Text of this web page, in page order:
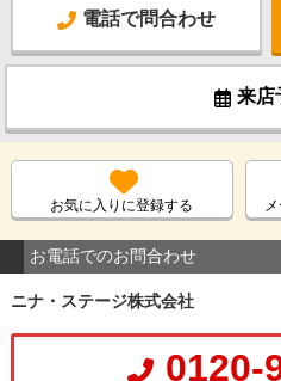
電話で問合わせ
来店
お気に入りに登録する
お電話でのお問合わせ
ニナ・ステージ株式会社
0120-